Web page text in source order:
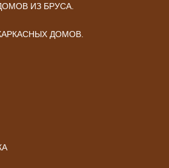
ИЗ БРУСА.
ДОМОВ.